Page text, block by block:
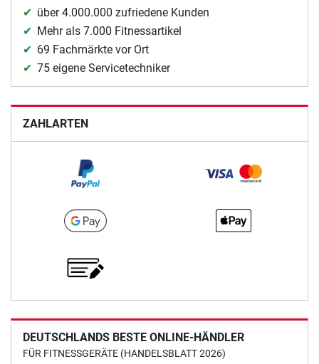
über 4.000.000 zufriedene Kunden
Mehr als 7.000 Fitnessartikel
69 Fachmärkte vor Ort
75 eigene Servicetechniker
ZAHLARTEN
DEUTSCHLANDS BESTE ONLINE-HÄNDLER
FÜR FITNESSGERÄTE (HANDELSBLATT 2026)